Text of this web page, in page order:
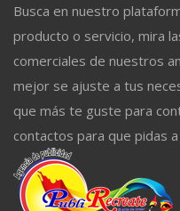
Busca en nuestro
producto o servicio, mira
comerciales de nuestros
mejor se ajuste a tus
que más te guste para
contactos para que pidas